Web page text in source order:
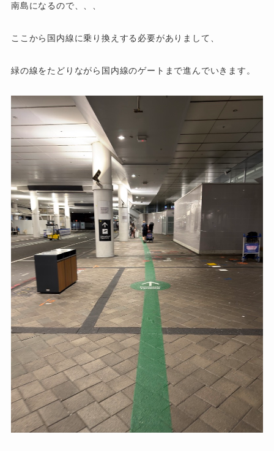
南島になるので、、、
ここから国内線に乗り換えする必要がありまして、
緑の線をたどりながら国内線のゲートまで進んでいきます。